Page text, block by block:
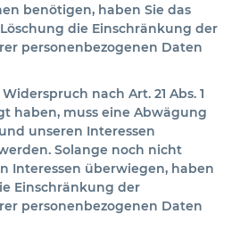
benötigen, haben Sie das
die Einschränkung der
personenbezogenen Daten
nach Art. 21 Abs. 1
haben, muss eine Abwägung
unseren Interessen
Solange noch nicht
Interessen überwiegen, haben
Einschränkung der
personenbezogenen Daten